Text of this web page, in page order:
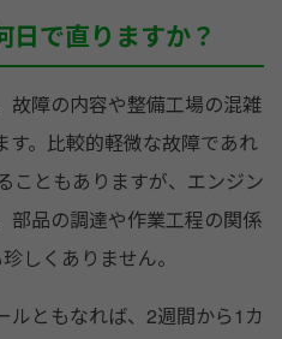
日で直りますか？
故障の内容や整備工場の混雑
す。比較的軽微な故障であれ
こともありますが、エンジン
部品の調達や作業工程の関係
しくありません。
ルともなれば、2週間から1カ